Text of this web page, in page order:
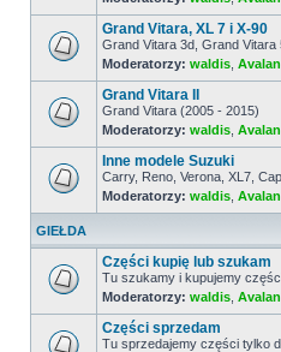
ma
nieprzeczytanych
postów
Nie
ma
nieprzeczytanych
postów
Grand Vitara, XL 7 i X-90
Grand Vitara 3d, Grand
Moderatorzy: waldis
Nie
ma
nieprzeczytanych
postów
Grand Vitara II
Grand Vitara (2005 - 2015)
Moderatorzy: waldis
Nie
ma
Inne modele Suzuki
Carry, Reno, Verona, XL7,
Moderatorzy: waldis
GIEŁDA
Nie
ma
nieprzeczytanych
postów
Części kupię lub szukam
Tu szukamy i kupujemy
Moderatorzy: waldis
Części sprzedam
Tu sprzedajemy części tylko